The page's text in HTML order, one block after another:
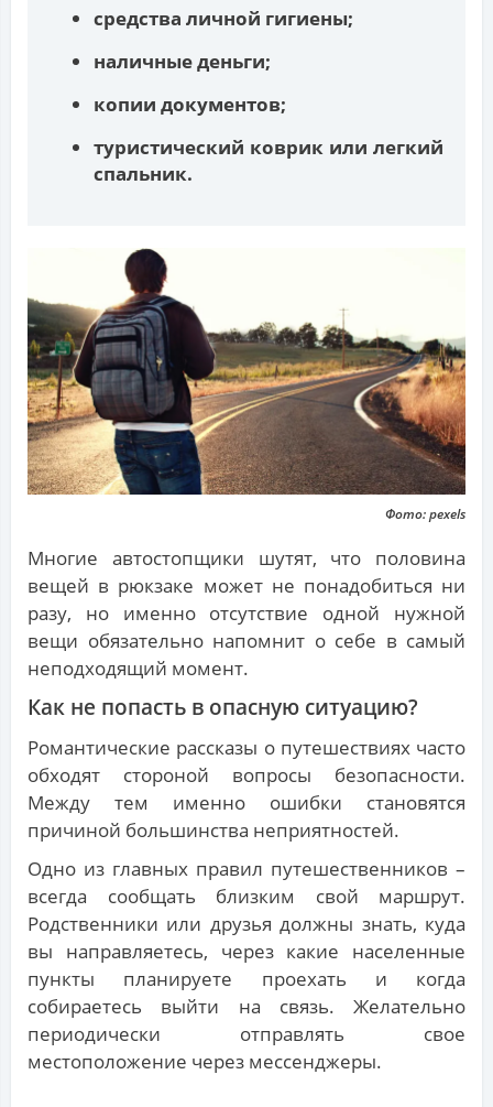
средства личной гигиены;
наличные деньги;
копии документов;
туристический коврик или легкий
спальник.
Фото: pexels
Многие автостопщики шутят, что половина
вещей в рюкзаке может не понадобиться ни
разу, но именно отсутствие одной нужной
вещи обязательно напомнит о себе в самый
неподходящий момент.
Как не попасть в опасную ситуацию?
Романтические рассказы о путешествиях часто
обходят стороной вопросы безопасности.
Между тем именно ошибки становятся
причиной большинства неприятностей.
Одно из главных правил путешественников –
всегда сообщать близким свой маршрут.
Родственники или друзья должны знать, куда
вы направляетесь, через какие населенные
пункты планируете проехать и когда
собираетесь выйти на связь. Желательно
периодически отправлять свое
местоположение через мессенджеры.